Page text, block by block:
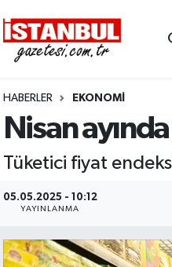
HABERLER EKONOMI
Nisan
Tüketici fiyat
05.05.2025 - 10:12
YAYINLANMA
Eczaneler
Haberleri